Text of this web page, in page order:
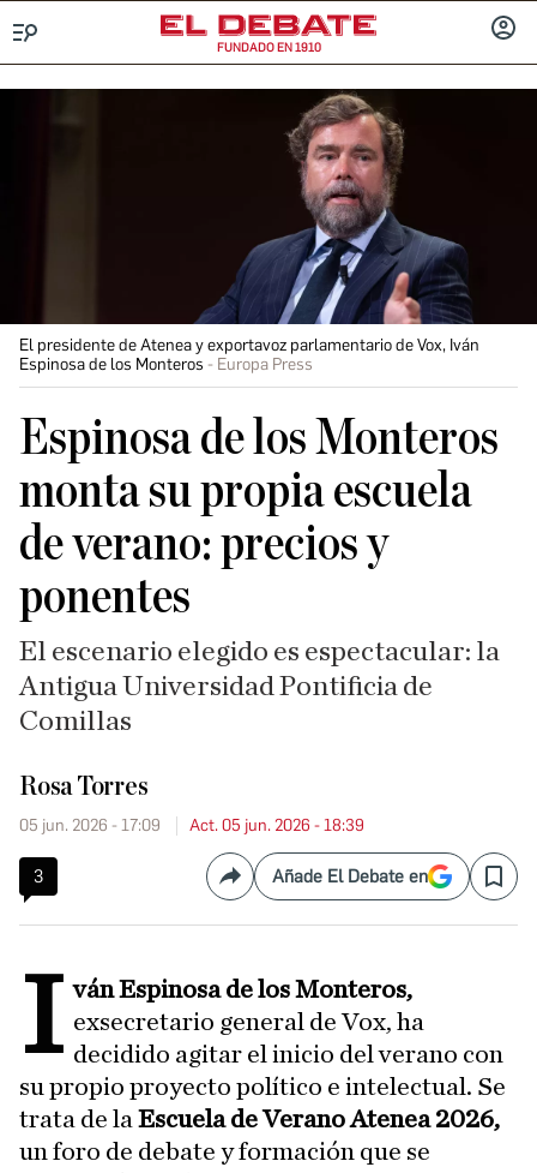
FUNDADO EN 1910
El presidente de Atenea y exportavoz parlamentario de Vox, Iván
Espinosa de los Monteros
Europa Press
Espinosa de los Monteros
monta su propia escuela
de verano: precios y
ponentes
El escenario elegido es espectacular: la
Antigua Universidad Pontificia de
Comillas
Rosa Torres
05 jun. 2026 - 17:09 Act. 05 jun. 2026 - 18:39
3 CompartirAñade El Debate en Save
I ván Espinosa de los Monteros,
exsecretario general de Vox, ha
decidido agitar el inicio del verano con
su propio proyecto político e intelectual. Se
trata de la Escuela de Verano Atenea 2026,
un foro de debate y formación que se